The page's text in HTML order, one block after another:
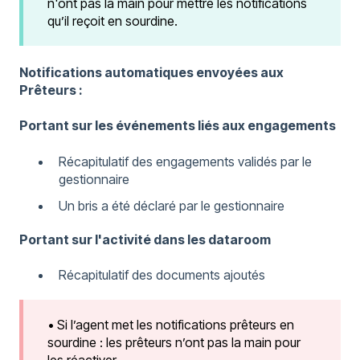
qu’il reçoit en sourdine.
Notifications automatiques envoyées aux
Prêteurs :
Portant sur les événements liés aux engagements
Récapitulatif des engagements validés par le
gestionnaire
Un bris a été déclaré par le gestionnaire
Portant sur l'activité dans les dataroom
Récapitulatif des documents ajoutés
• Si l’agent met les notifications prêteurs en
sourdine : les prêteurs n’ont pas la main pour